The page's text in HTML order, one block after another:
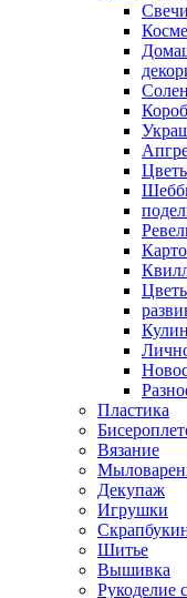
Пластика
Вязание
Декупаж
Игрушки
Шитье
Вышивка
Рукоделие